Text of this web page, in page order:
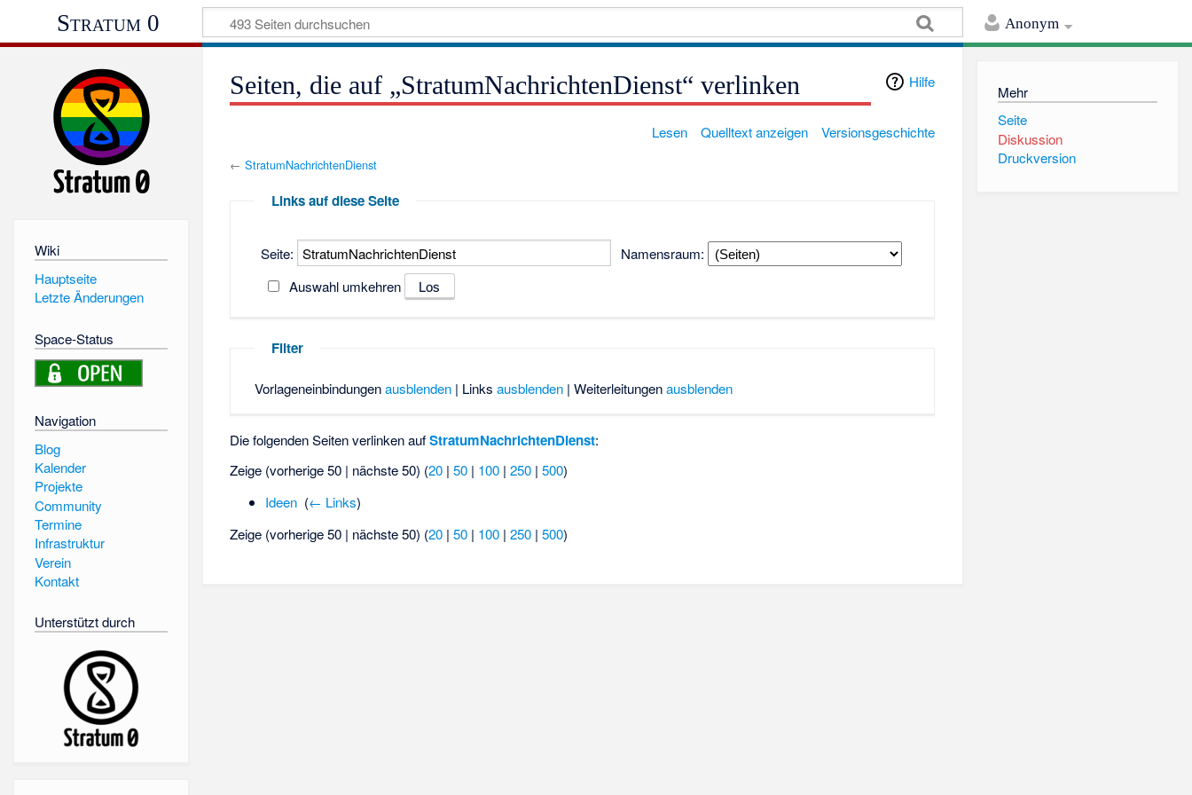
Anonym
Stratum 0
Wiki
Hauptseite
Letzte Änderungen
Space-Status
Navigation
Blog
Kalender
Projekte
Community
Termine
Infrastruktur
Verein
Kontakt
Unterstützt durch
Mehr
Seite
Diskussion
Druckversion
Hilfe
Seiten, die auf „StratumNachrichtenDienst“ verlinken
Lesen Quelltext anzeigen Versionsgeschichte
←StratumNachrichtenDienst
Links auf diese Seite
Seite:
Namensraum:
Auswahl umkehren
Filter
Vorlageneinbindungenausblenden| Links ausblenden| Weiterleitungenausblenden
Die folgenden Seiten verlinken aufStratumNachrichtenDienst:
Zeige (vorherige 50 | nächste 50) (20 |50 | 100 |250 |500)
Ideen (← Links)
Zeige (vorherige 50 | nächste 50) (20 |50 | 100 |250 |500)